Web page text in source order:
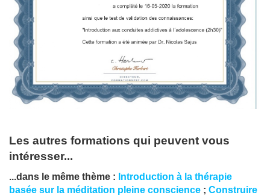
Les autres formations qui peuvent vous
intéresser...
...dans le même thème : Introduction à la thérapie
basée sur la méditation pleine conscience ; Construire